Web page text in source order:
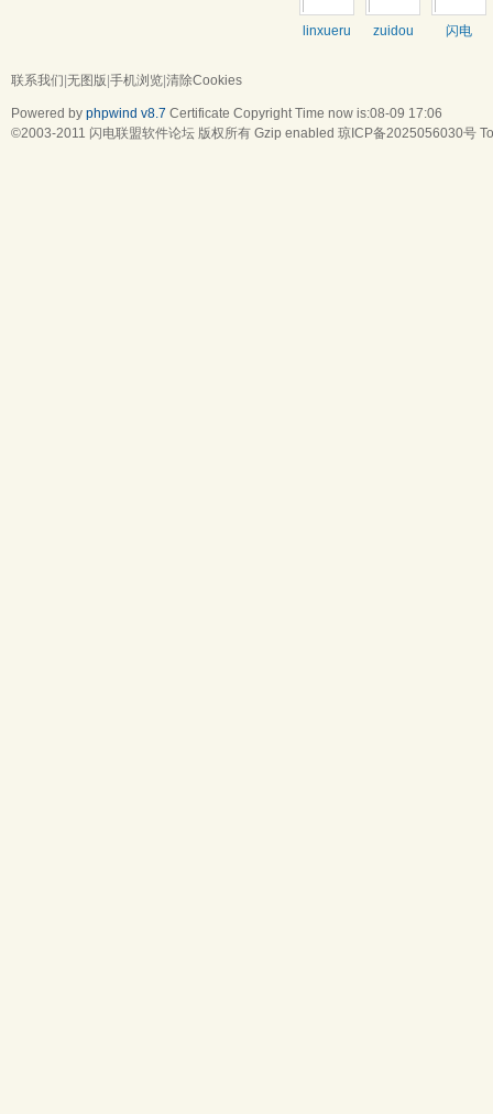
linxueru zuidou 闪电
联系我们 无图版 手机浏览 清除Cookies
Powered by phpwind v8.7 Certificate Copyright Time now is:08-09 17:06
©2003-2011 闪电联盟软件论坛 版权所有 Gzip enabled 琼ICP备2025056030号